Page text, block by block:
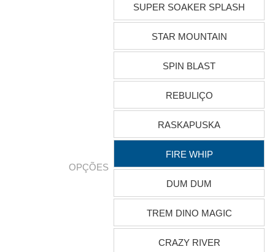
OPÇÕES
SUPER SOAKER SPLASH
STAR MOUNTAIN
SPIN BLAST
REBULIÇO
RASKAPUSKA
FIRE WHIP
DUM DUM
TREM DINO MAGIC
CRAZY RIVER